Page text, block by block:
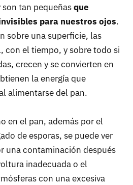
tan pequeñasque
para nuestros ojos.
sobre una superficie, las
con el tiempo, y sobre todo si
crecen y se convierten en
la energía que
alimentarse del pan.
en el pan, además por el
de esporas, se puede ver
una contaminación después
inadecuada o el
con una excesiva